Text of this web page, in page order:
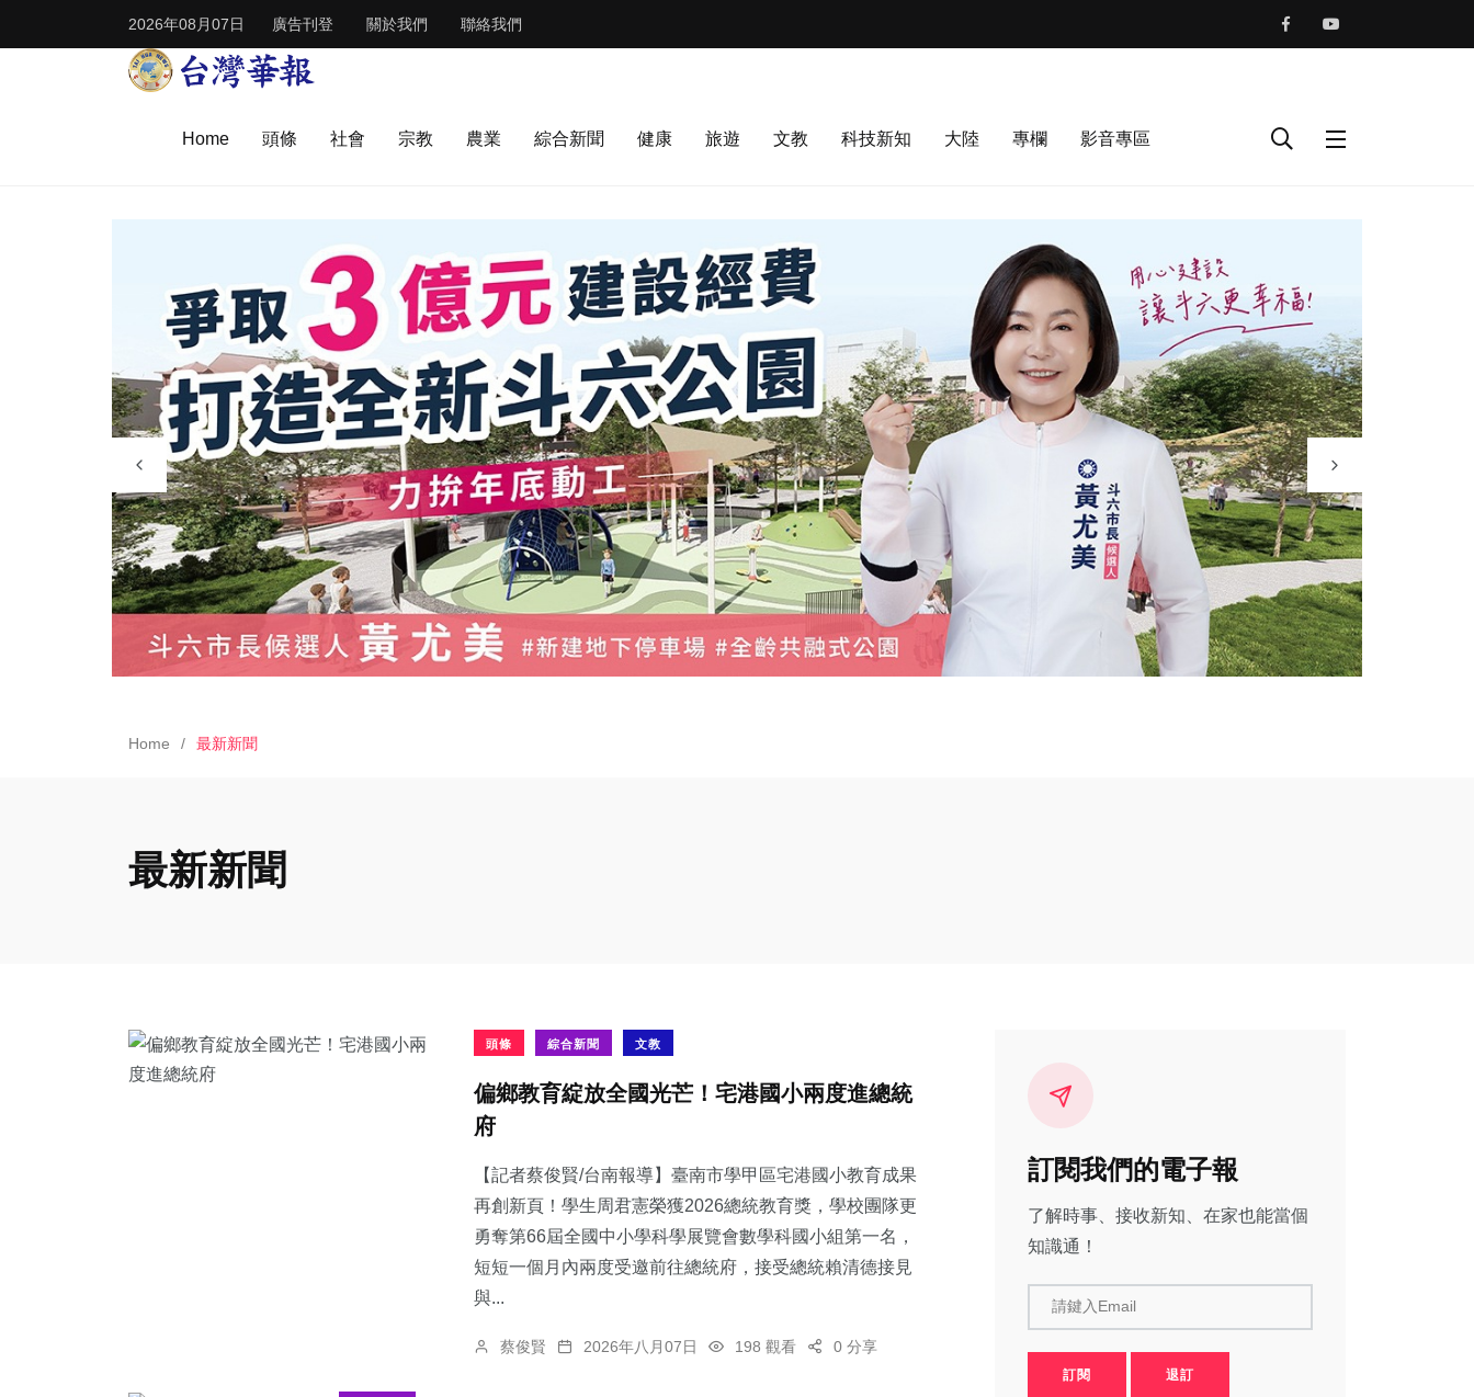
2026年08月07日 廣告刊登 關於我們 聯絡我們
Home 頭條 社會 宗教 農業 綜合新聞 健康 旅遊 文教 科技新知 大陸 專欄 影音專區
Home 最新新聞
最新新聞
頭條 綜合新聞 文教
偏鄉教育綻放全國光芒！宅港國小兩度進總統
府
【記者蔡俊賢/台南報導】臺南市學甲區宅港國小教育成果
再創新頁！學生周君憲榮獲2026總統教育獎，學校團隊更
勇奪第66屆全國中小學科學展覽會數學科國小組第一名，
短短一個月內兩度受邀前往總統府，接受總統賴清德接見
與...
蔡俊賢 2026年八月07日 198 觀看 0 分享
訂閱我們的電子報
了解時事、接收新知、在家也能當個
知識通！
請鍵入Email
訂閱 退訂